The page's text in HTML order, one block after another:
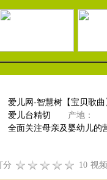
爱儿网-智慧树【宝贝歌曲
爱儿台精切 产地：
全面关注母亲及婴幼儿的
分 10 视